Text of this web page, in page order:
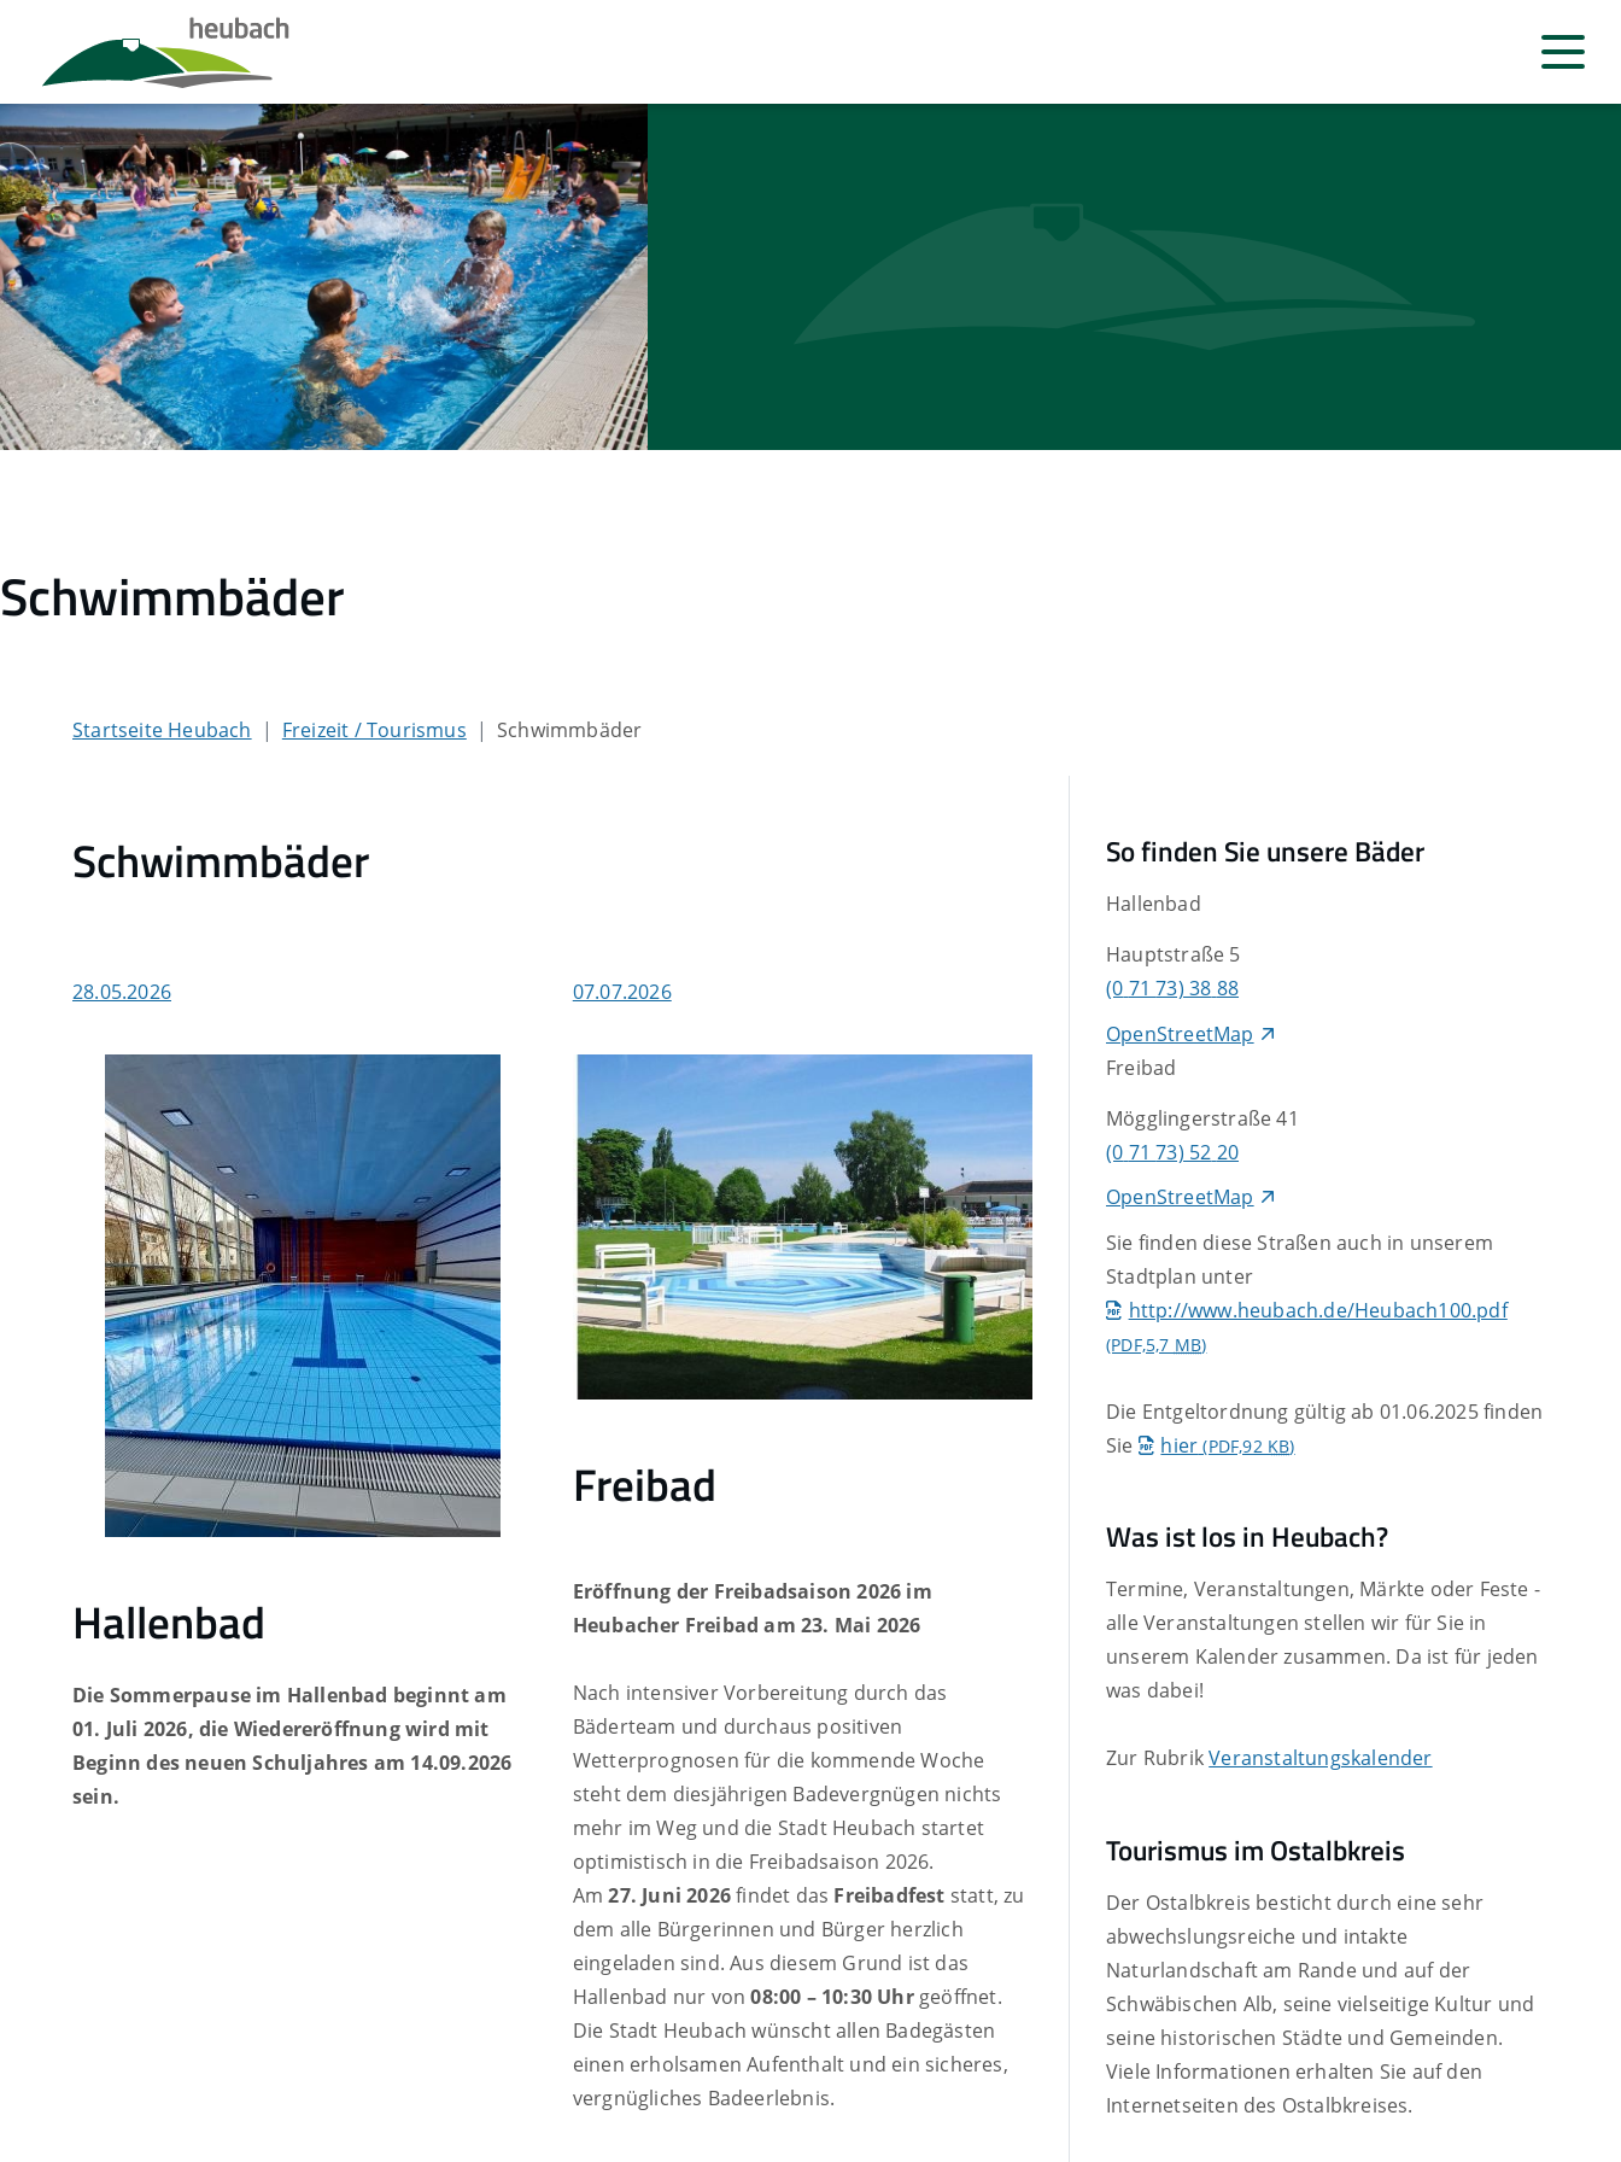
Schwimmbäder
Startseite Heubach Freizeit / Tourismus Schwimmbäder
Schwimmbäder
28.05.2026
Hallenbad
Die Sommerpause im Hallenbad beginnt am
01. Juli 2026, die Wiedereröffnung wird mit
Beginn des neuen Schuljahres am 14.09.2026
sein.
07.07.2026
Freibad
Eröffnung der Freibadsaison 2026 im
Heubacher Freibad am 23. Mai 2026
Nach intensiver Vorbereitung durch das
Bäderteam und durchaus positiven
Wetterprognosen für die kommende Woche
steht dem diesjährigen Badevergnügen nichts
mehr im Weg und die Stadt Heubach startet
optimistisch in die Freibadsaison 2026.
Am27. Juni 2026findet das Freibadfest statt, zu
dem alle Bürgerinnen und Bürger herzlich
eingeladen sind. Aus diesem Grund ist das
Hallenbad nur von08:00 – 10:30 Uhrgeöffnet.
Die Stadt Heubach wünscht allen Badegästen
einen erholsamen Aufenthalt und ein sicheres,
vergnügliches Badeerlebnis.
So finden Sie unsere Bäder
Hallenbad
Hauptstraße 5
OpenStreetMap
(0 71 73) 38 88
Freibad
Mögglingerstraße 41
OpenStreetMap
(0 71 73) 52 20
Sie finden diese Straßen auch in unserem
Stadtplan unter
http://www.heubach.de/Heubach100.pdf
(PDF,5,7 MB)
Die Entgeltordnung gültig ab 01.06.2025 finden
Sie
hier (PDF,92 KB)
Was ist los in Heubach?
Termine, Veranstaltungen, Märkte oder Feste -
alle Veranstaltungen stellen wir für Sie in
unserem Kalender zusammen. Da ist für jeden
was dabei!
Zur RubrikVeranstaltungskalender
Tourismus im Ostalbkreis
Der Ostalbkreis besticht durch eine sehr
abwechslungsreiche und intakte
Naturlandschaft am Rande und auf der
Schwäbischen Alb, seine vielseitige Kultur und
seine historischen Städte und Gemeinden.
Viele Informationen erhalten Sie auf den
Internetseiten des Ostalbkreises.